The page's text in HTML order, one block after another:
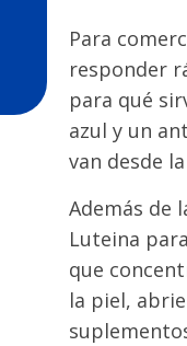
Para
responder
para qué
azul y un
van desde
Además de
Luteina
que
la piel,